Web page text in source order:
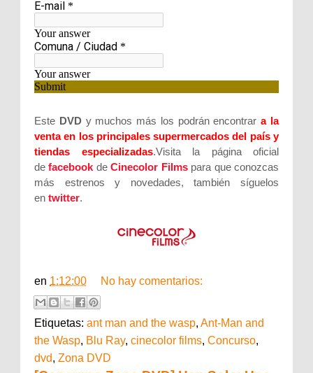
Este DVD y muchos más los podrán encontrara la
venta en los principales supermercados del país y
tiendas especializadas.Visita la página oficial
defacebookdeCinecolor Filmspara que conozcas
más estrenos y novedades, también síguelos
en twitter.
en 1:12:00 No hay comentarios:
Etiquetas: ant man and the wasp, Ant-Man and
the Wasp, Blu Ray, cinecolor films, Concurso,
dvd, Zona DVD